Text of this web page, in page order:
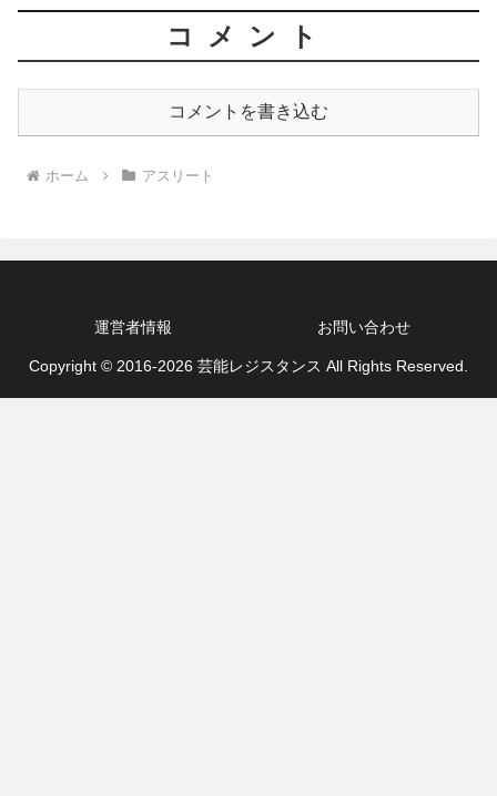
コメント
コメントを書き込む
ホーム アスリート
運営者情報 お問い合わせ
Copyright © 2016-2026 芸能レジスタンス All Rights Reserved.